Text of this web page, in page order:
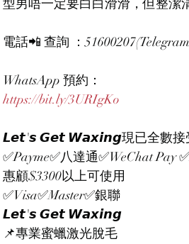
型男唔一定要白白滑滑，但整潔
電話📲 查詢 ：
WhatsApp 預約：
https://bit.ly/3URIgKo
𝙇𝙚𝙩'𝙨 𝙂𝙚𝙩 𝙒𝙖𝙭𝙞𝙣𝙜現已全數接
✅Payme✅八達通✅WeChat Pay
惠顧$3300以上可使用
✅Visa✅Master✅銀聯
𝙇𝙚𝙩'𝙨 𝙂𝙚𝙩 𝙒𝙖𝙭𝙞𝙣𝙜
📌專業蜜蠟激光脫毛